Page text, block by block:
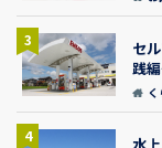
3
セ
践
4